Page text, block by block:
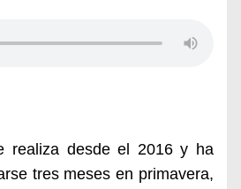
realiza desde el 2016 y ha
tres meses en primavera,